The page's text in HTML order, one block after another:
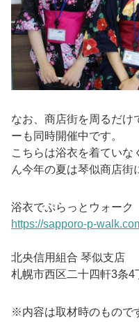
なお、商店街を周るだけ
ーも同時開催中です。
こちらは浴衣を着ていな
ん今年の夏は琴似商店街
浴衣でぷらっとウォーク
https://sapporo-p-
北央信用組合 琴似支店
札幌市西区二十四軒3条4
※内容は取材時のもので